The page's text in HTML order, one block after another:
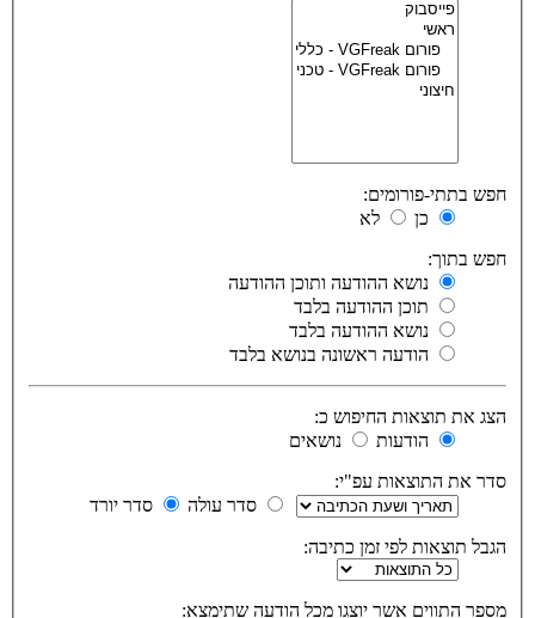
חפש בתתי-פורומים:
כן
לא
חפש בתוך:
נושא ההודעה ותוכן ההודעה
תוכן ההודעה בלבד
נושא ההודעה בלבד
הודעה ראשונה בנושא בלבד
הצג את תוצאות החיפוש כ:
הודעות
נושאים
סדר את התוצאות עפ"י:
סדר עולה
סדר יורד
הגבל תוצאות לפי זמן כתיבה:
מספר התווים אשר יוצגו מכל הודעה שתימצא: